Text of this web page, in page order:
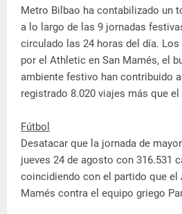
Metro Bilbao ha contabilizado un
a lo largo de las 9 jornadas
circulado las 24 horas del día.
por el Athletic en San Mamés, el
ambiente festivo han contribuido
registrado 8.020 viajes más que el
Fútbol
Desatacar que la jornada de
jueves 24 de agosto con 316.531
coincidiendo con el partido que el
Mamés contra el equipo griego